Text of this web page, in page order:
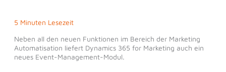
5 Minuten Lesezeit
Neben all den neuen Funktionen im Bereich der Marketing
Automatisation liefert Dynamics 365 for Marketing auch ein
neues Event-Management-Modul.